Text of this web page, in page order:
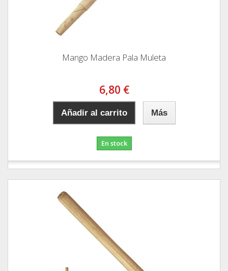
Mango Madera Pala Muleta
6,80 €
Añadir al carrito Más
En stock